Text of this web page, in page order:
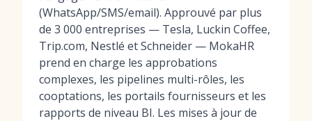
(WhatsApp/SMS/email). Approuvé par plus
de 3 000 entreprises — Tesla, Luckin Coffee,
Trip.com, Nestlé et Schneider — MokaHR
prend en charge les approbations
complexes, les pipelines multi-rôles, les
cooptations, les portails fournisseurs et les
rapports de niveau BI. Les mises à jour de